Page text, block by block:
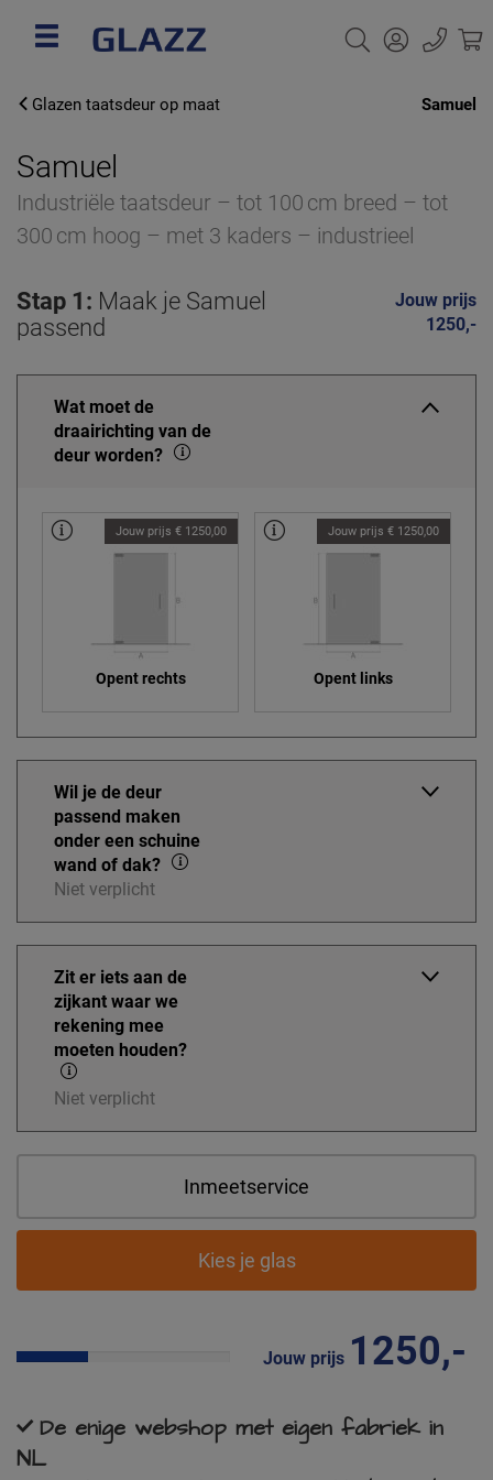
Glazen taatsdeur op maat Samuel
Samuel
Industriële taatsdeur – tot 100 cm breed – tot
300 cm hoog – met 3 kaders – industrieel
Stap 1: Maak je Samuel
passend
Jouw prijs
1250,-
Wat moet de
draairichting van de
deur worden?
Jouw prijs € 1250,00
Opent rechts
Jouw prijs € 1250,00
Opent links
Wil je de deur
passend maken
onder een schuine
wand of dak?
Niet verplicht
Zit er iets aan de
zijkant waar we
rekening mee
moeten houden?
Niet verplicht
Inmeetservice
Kies je glas
Jouw prijs 1250,-
De enige webshop met eigen fabriek in
NL